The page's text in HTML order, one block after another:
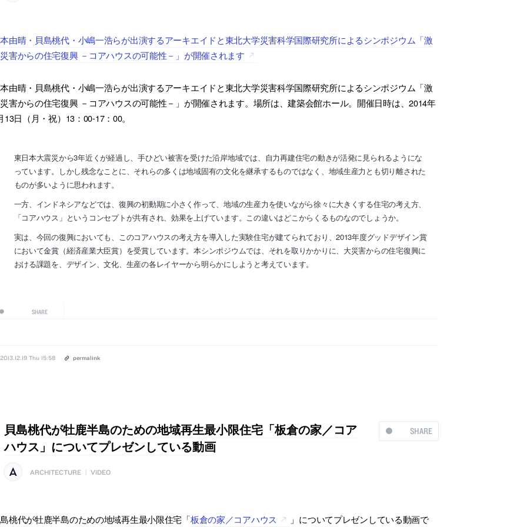
由晴・貝島桃代・小嶋一浩らが出演するアーキエイドと東北大学災害科学国際研究所によるシンポジウム「激
害からの住宅復興 －コアハウスの可能性－」が開催されます
由晴・貝島桃代・小嶋一浩らが出演するアーキエイドと東北大学災害科学国際研究所によるシンポジウム「激
害からの住宅復興 －コアハウスの可能性－」が開催されます。場所は、建築会館ホール。開催日時は、2014年
13日（月・祝）13：00-17：00。
東日本大震災から3年近くが経過し、手ひどい被害を受けた沿岸地域では、自力再建住宅の動きが活発に見られるようにな
っています。しかし残念なことに、それらの多くは地域固有の文化を継承するものではなく、地域生産力とも切り離された
ものが多いように思われます。
一方、インドネシアなどでは、復興の初動期に小さく作って、地域の生産力を使いながら徐々に大きくする住宅の考え方、
「コアハウス」というコンセプトが共有され、効果を上げています。この違いはどこからくるものなのでしょうか。
実は、今回の復興においても、このコアハウスの考え方を導入した実験住宅が建てられており、2013年度グッドデザイン賞
において金賞（経済産業大臣賞）を受賞しています。本シンポジウムでは、それを取りかかりに、大災害からの住宅復興に
おける課題を、デザイン、文化、生産の各レイヤーから明らかにしようと考えています。
SHARE
2013.12.19 Thu 15:58 permalink
SHARE
貝島桃代が牡鹿半島のための地域再生最小限住宅「板倉の家／コア
ハウス」についてプレゼンしている動画
ARCHITECTURE | VIDEO
桃代が牡鹿半島のための地域再生最小限住宅「板倉の家／コアハウス 」についてプレゼンしている動画で